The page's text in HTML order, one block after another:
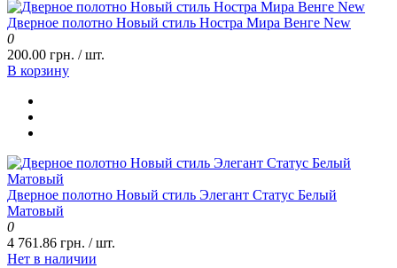
Дверное полотно Новый стиль Ностра Мира Венге New
0
200.00 грн. / шт.
В корзину
Дверное полотно Новый стиль Элегант Статус Белый
Матовый
0
4 761.86 грн. / шт.
Нет в наличии